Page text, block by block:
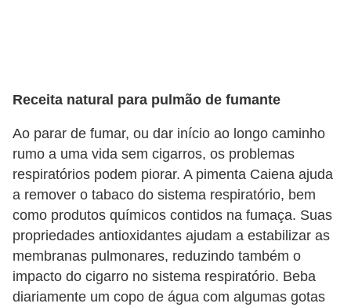
Receita natural para pulmão de fumante
Ao parar de fumar, ou dar início ao longo caminho
rumo a uma vida sem cigarros, os problemas
respiratórios podem piorar. A pimenta Caiena ajuda
a remover o tabaco do sistema respiratório, bem
como produtos químicos contidos na fumaça. Suas
propriedades antioxidantes ajudam a estabilizar as
membranas pulmonares, reduzindo também o
impacto do cigarro no sistema respiratório. Beba
diariamente um copo de água com algumas gotas